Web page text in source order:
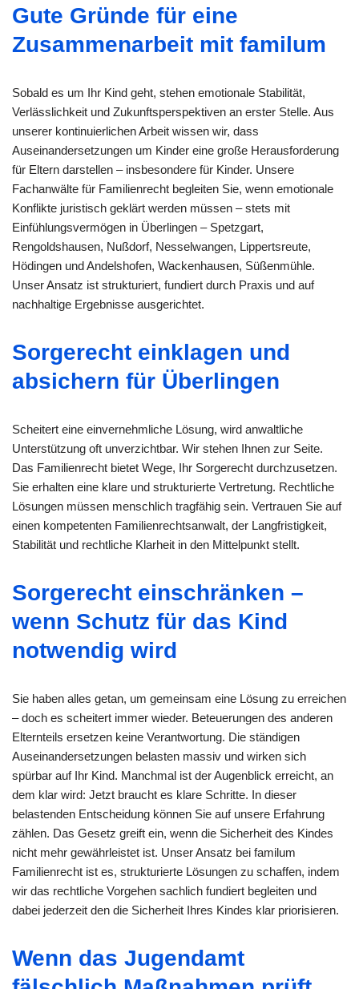
Gute Gründe für eine
Zusammenarbeit mit familum
Sobald es um Ihr Kind geht, stehen emotionale Stabilität,
Verlässlichkeit und Zukunftsperspektiven an erster Stelle. Aus
unserer kontinuierlichen Arbeit wissen wir, dass
Auseinandersetzungen um Kinder eine große Herausforderung
für Eltern darstellen – insbesondere für Kinder. Unsere
Fachanwälte für Familienrecht begleiten Sie, wenn emotionale
Konflikte juristisch geklärt werden müssen – stets mit
Einfühlungsvermögen in Überlingen – Spetzgart,
Rengoldshausen, Nußdorf, Nesselwangen, Lippertsreute,
Hödingen und Andelshofen, Wackenhausen, Süßenmühle.
Unser Ansatz ist strukturiert, fundiert durch Praxis und auf
nachhaltige Ergebnisse ausgerichtet.
Sorgerecht einklagen und
absichern für Überlingen
Scheitert eine einvernehmliche Lösung, wird anwaltliche
Unterstützung oft unverzichtbar. Wir stehen Ihnen zur Seite.
Das Familienrecht bietet Wege, Ihr Sorgerecht durchzusetzen.
Sie erhalten eine klare und strukturierte Vertretung. Rechtliche
Lösungen müssen menschlich tragfähig sein. Vertrauen Sie auf
einen kompetenten Familienrechtsanwalt, der Langfristigkeit,
Stabilität und rechtliche Klarheit in den Mittelpunkt stellt.
Sorgerecht einschränken –
wenn Schutz für das Kind
notwendig wird
Sie haben alles getan, um gemeinsam eine Lösung zu erreichen
– doch es scheitert immer wieder. Beteuerungen des anderen
Elternteils ersetzen keine Verantwortung. Die ständigen
Auseinandersetzungen belasten massiv und wirken sich
spürbar auf Ihr Kind. Manchmal ist der Augenblick erreicht, an
dem klar wird: Jetzt braucht es klare Schritte. In dieser
belastenden Entscheidung können Sie auf unsere Erfahrung
zählen. Das Gesetz greift ein, wenn die Sicherheit des Kindes
nicht mehr gewährleistet ist. Unser Ansatz bei familum
Familienrecht ist es, strukturierte Lösungen zu schaffen, indem
wir das rechtliche Vorgehen sachlich fundiert begleiten und
dabei jederzeit den die Sicherheit Ihres Kindes klar priorisieren.
Wenn das Jugendamt